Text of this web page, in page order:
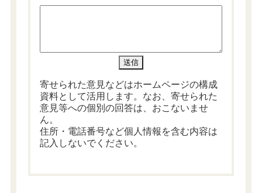
寄せられた意見などはホームページの構成
資料として活用します。なお、寄せられた
意見等への個別の回答は、おこないませ
ん。
住所・電話番号など個人情報を含む内容は
記入しないでください。